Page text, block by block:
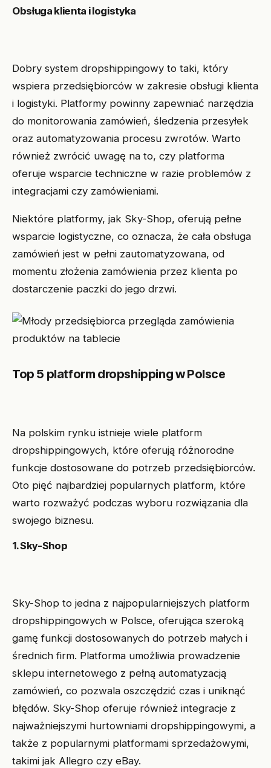
Obsługa klienta i logistyka
Dobry system dropshippingowy to taki, który
wspiera przedsiębiorców w zakresie obsługi klienta
i logistyki. Platformy powinny zapewniać narzędzia
do monitorowania zamówień, śledzenia przesyłek
oraz automatyzowania procesu zwrotów. Warto
również zwrócić uwagę na to, czy platforma
oferuje wsparcie techniczne w razie problemów z
integracjami czy zamówieniami.
Niektóre platformy, jak Sky-Shop, oferują pełne
wsparcie logistyczne, co oznacza, że cała obsługa
zamówień jest w pełni zautomatyzowana, od
momentu złożenia zamówienia przez klienta po
dostarczenie paczki do jego drzwi.
Top 5 platform dropshipping w Polsce
Na polskim rynku istnieje wiele platform
dropshippingowych, które oferują różnorodne
funkcje dostosowane do potrzeb przedsiębiorców.
Oto pięć najbardziej popularnych platform, które
warto rozważyć podczas wyboru rozwiązania dla
swojego biznesu.
1. Sky-Shop
Sky-Shop to jedna z najpopularniejszych platform
dropshippingowych w Polsce, oferująca szeroką
gamę funkcji dostosowanych do potrzeb małych i
średnich firm. Platforma umożliwia prowadzenie
sklepu internetowego z pełną automatyzacją
zamówień, co pozwala oszczędzić czas i uniknąć
błędów. Sky-Shop oferuje również integracje z
najważniejszymi hurtowniami dropshippingowymi, a
także z popularnymi platformami sprzedażowymi,
takimi jak Allegro czy eBay.